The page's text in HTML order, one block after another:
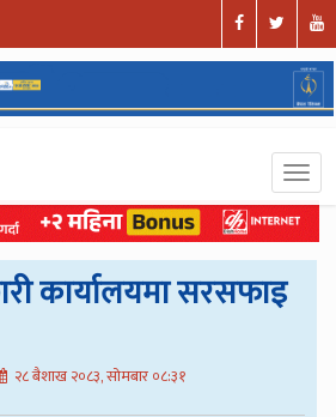
कार्यालयमा सरसफाइ
२८ बैशाख २०८३, सोमबार ०८:३१